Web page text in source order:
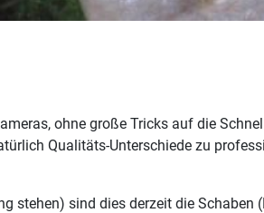
ohne große Tricks auf die
Qualitäts-Unterschiede zu
stehen) sind dies derzeit die Schaben